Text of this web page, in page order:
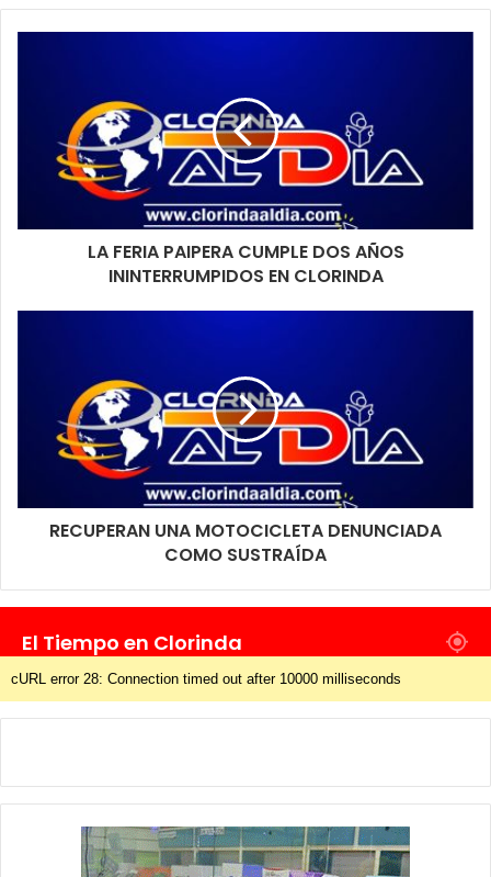
LA FERIA PAIPERA CUMPLE DOS AÑOS
ININTERRUMPIDOS EN CLORINDA
RECUPERAN UNA MOTOCICLETA DENUNCIADA
COMO SUSTRAÍDA
El Tiempo en Clorinda
cURL error 28: Connection timed out after 10000 milliseconds